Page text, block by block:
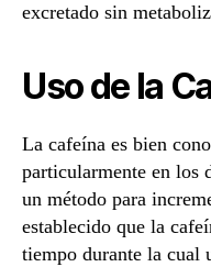
excretado sin
Uso de la
La cafeína es bien
particularmente en los
un método para
establecido que la
tiempo durante la cual